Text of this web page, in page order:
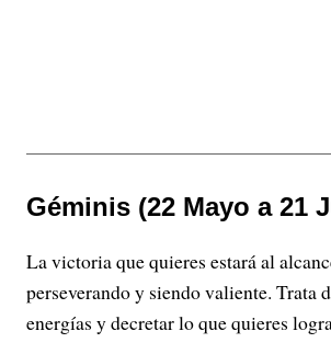
Géminis (22 Mayo a 21
La victoria que quieres estará al
perseverando y siendo valiente. Trata
energías y decretar lo que quieres